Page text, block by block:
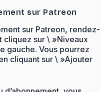
sur Patreon
sur Patreon, rendez-
cliquez sur \ »Niveaux
gauche. Vous pourrez
cliquant sur \ »Ajouter